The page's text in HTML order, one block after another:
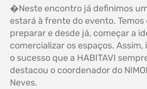
�Neste encontro já definimos
estará à frente do evento. Temos
preparar e desde já, começar a
comercializar os espaços.
o sucesso que a HABITAVI
destacou o coordenador do
Neves.